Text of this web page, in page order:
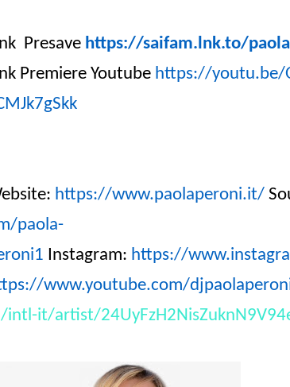
Presave https://saifam.lnk.to/
Premiere Youtube https://youtu.be/
https://www.paolaperoni.it/
paola-
Instagram: https://
www.youtube.com/
intl-it/artist/